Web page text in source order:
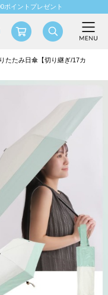
ポイントプレゼント
たたみ日傘【切り継ぎ/17カ